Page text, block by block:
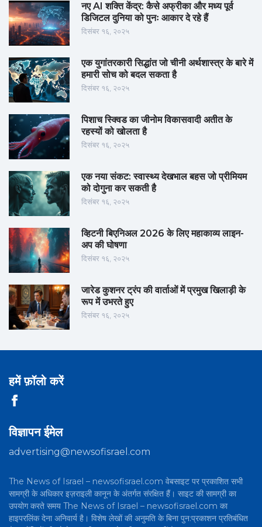
नए AI शक्ति केंद्र: कैसे अफ्रीका और मध्य पूर्व
डिजिटल दुनिया को पुनः आकार दे रहे हैं
दिसंबर १६, २०२५
एक युगांतरकारी सिद्धांत जो चीनी अर्थशास्त्र के बारे में
हमारी सोच को बदल सकता है
दिसंबर १६, २०२५
पिशाच स्क्विड का जीनोम विकासवादी अतीत के
रहस्यों को खोलता है
दिसंबर १६, २०२५
एक नया संकट: स्वास्थ्य देखभाल बहस जो प्रीमियम
को दोगुना कर सकती है
दिसंबर १६, २०२५
व्हिटनी बिएनिअल 2026 के लिए महाकाव्य लाइन-
अप की घोषणा
दिसंबर १६, २०२५
जारेड कुशनर ट्रंप की वार्ताओं में प्रमुख खिलाड़ी के
रूप में उभरते हुए
दिसंबर १६, २०२५
हमें फ़ॉलो करें
विज्ञापन ईमेल
advertising@newsofisrael.com
The News of Israel – newsofisrael.com वेबसाइट पर प्रकाशित सभी
सामग्री के अधिकार इज़राइली कानून के अंतर्गत संरक्षित हैं। साइट की सामग्री का
उपयोग करते समय The News of Israel – newsofisrael.com का
हाइपरलिंक देना अनिवार्य है। विशेष लेखों की अनुमति के बिना पुन:प्रकाशन प्रतिबंधित